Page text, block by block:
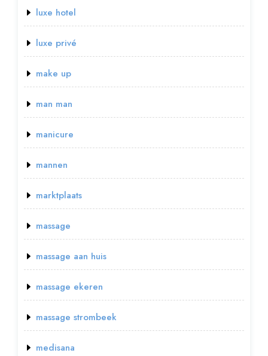
luxe hotel
luxe privé
make up
man man
manicure
mannen
marktplaats
massage
massage aan huis
massage ekeren
massage strombeek
medisana